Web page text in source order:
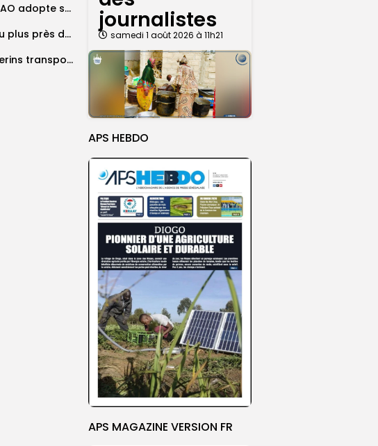
journalistes
samedi 1 août 2026 à 11h21
APS HEBDO
APS MAGAZINE VERSION FR
Politique de la jeunesse : la CEDEAO adopte son plan d’actions stratégiques...
Grand Magal de Touba : La CSU au plus près des pèlerins
Magal 2026 : près de 20 000 pèlerins transportés vers Touba en...